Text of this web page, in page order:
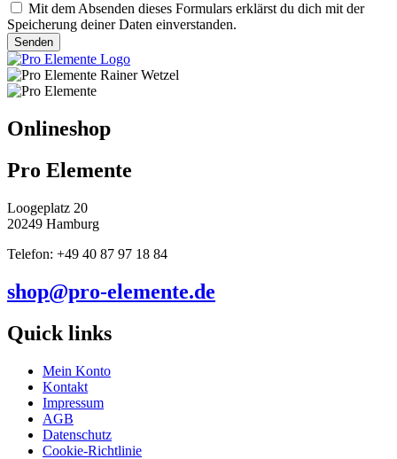
Mit dem Absenden dieses Formulars erklärst du dich mit der
Speicherung deiner Daten einverstanden.
Senden
Onlineshop
Pro Elemente
Loogeplatz 20
20249 Hamburg
Telefon: +49 40 87 97 18 84
shop@pro-elemente.de
Quick links
Mein Konto
Kontakt
Impressum
AGB
Datenschutz
Cookie-Richtlinie